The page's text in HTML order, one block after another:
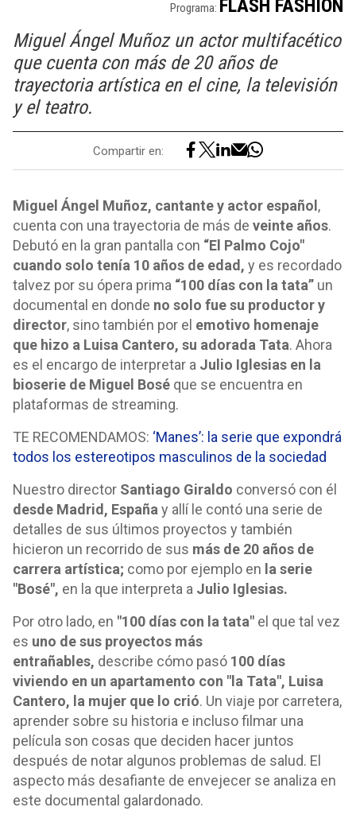
Programa: FLASH FASHION
Miguel Ángel Muñoz un actor multifacético
que cuenta con más de 20 años de
trayectoria artística en el cine, la televisión
y el teatro.
Compartir en:
Miguel Ángel Muñoz, cantante y actor español ,
cuenta con una trayectoria de más de veinte años.
Debutó en la gran pantalla con “El Palmo Cojo"
cuando solo tenía 10 años de edad, y es recordado
talvez por su ópera prima “100 días con la tata” un
documental en donde no solo fue su productor y
director, sino también por el emotivo homenaje
que hizo a Luisa Cantero, su adorada Tata. Ahora
es el encargo de interpretar a Julio Iglesias en la
bioserie de Miguel Bosé que se encuentra en
plataformas de streaming.
TE RECOMENDAMOS: ‘Manes’: la serie que expondrá
todos los estereotipos masculinos de la sociedad
Nuestro director Santiago Giraldo conversó con él
desde Madrid, España y allí le contó una serie de
detalles de sus últimos proyectos y también
hicieron un recorrido de sus más de 20 años de
carrera artística; como por ejemplo en la serie
"Bosé", en la que interpreta a Julio Iglesias.
Por otro lado, en "100 días con la tata" el que tal vez
es uno de sus proyectos más
entrañables, describe cómo pasó 100 días
viviendo en un apartamento con "la Tata", Luisa
Cantero, la mujer que lo crió. Un viaje por carretera,
aprender sobre su historia e incluso filmar una
película son cosas que deciden hacer juntos
después de notar algunos problemas de salud. El
aspecto más desafiante de envejecer se analiza en
este documental galardonado.